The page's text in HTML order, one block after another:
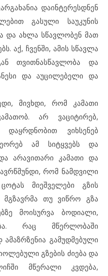
დაინტერესდნენ
გასული საუკუნის
და ახლა სწავლობენ მათ
აქ, ჩვენში, ამის სწავლა
თვითნასწავლობა და
და აუცილებელი და
მივხდი, რომ კამათი
არ ვაციტირებ,
დაყრდნობით ვიხსენებ
ამ სიტყვებს და
არავითარი კამათი და
რომ ნამდვილი
მიეშველები გზის
მგზავრმა თუ ვიწრო გზა
მოისურვა ბოდიალი,
რაც მწერლობაში
გამუდმებული
გზების ძიება და
მწერალი კვდება,